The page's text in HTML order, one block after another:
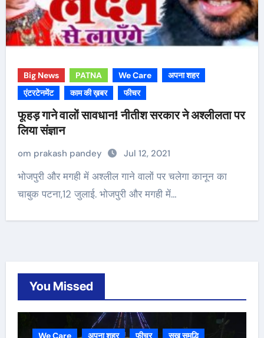
Big News PATNA We Care
अपना शहर
एंटरटेनमेंट
काम की ख़बर फीचर
फूहड़ गाने वालों सावधान! नीतीश सरकार ने अश्लीलता पर
लिया संज्ञान
om prakash pandey Jul 12, 2021
भोजपुरी और मगही में अश्लील गाने वालों पर चलेगा कानून का
चाबुक पटना,12 जुलाई. भोजपुरी और मगही में…
You Missed
We Care अपना शहर फीचर सुख समृद्धि